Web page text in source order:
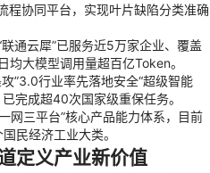
程协同平台，实现叶片缺陷分类准确
通云犀”已服务近5万家企业、覆盖
均大模型调用量超百亿Token。
”3.0行业率先落地安全“超级智能
完成超40次国家级重保任务。
网三平台”核心产品能力体系，目前
民经济工业大类。
定义产业新价值